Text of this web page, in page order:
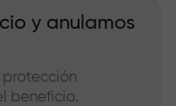
y anulamos
beneficio.